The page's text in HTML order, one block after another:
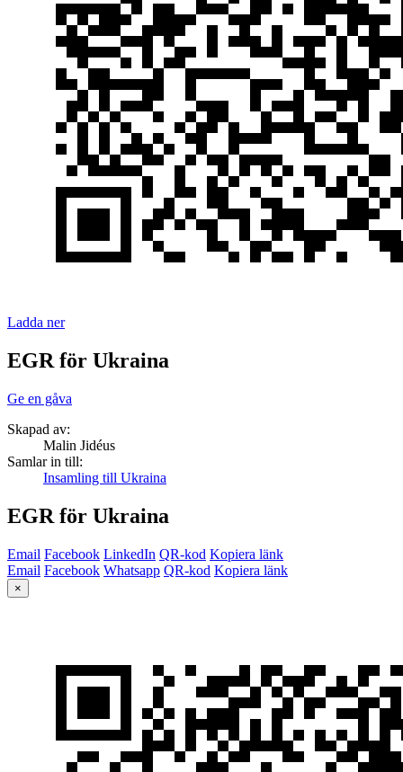
Ladda ner
EGR för Ukraina
Ge en gåva
Skapad av:
Malin Jidéus
Samlar in till:
Insamling till Ukraina
EGR för Ukraina
Email Facebook LinkedIn QR-kod Kopiera länk
Email Facebook Whatsapp QR-kod Kopiera länk
×